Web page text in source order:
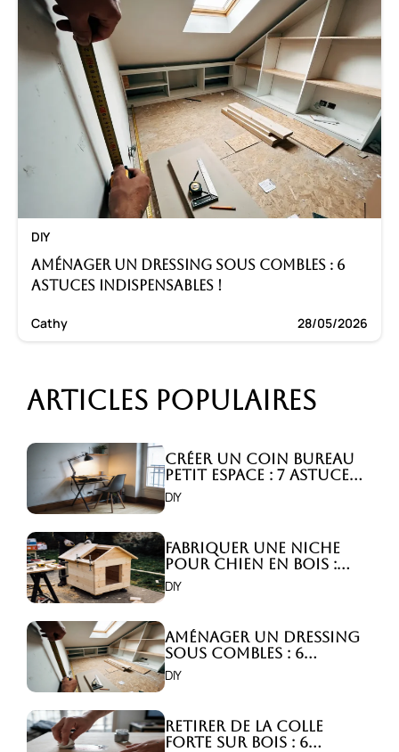
DIY
Aménager un dressing sous combles : 6
astuces indispensables !
Cathy 28/05/2026
Articles populaires
Créer un coin bureau
petit espace : 7 astuces
malignes!
DIY
Fabriquer une niche
pour chien en bois :
Comment faire ?
DIY
Aménager un dressing
sous combles : 6
astuces indispensables
!
DIY
Retirer de la colle
forte sur bois : 6